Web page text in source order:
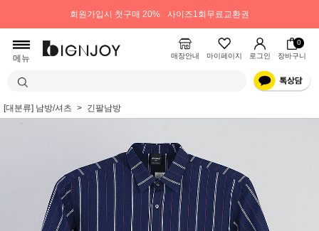
회원가입시 첫구매 20% 사이즈1회무료교환권
메뉴 매장안내 마이페이지 로그인
0
장바구니
[대분류] 남방/셔츠 긴팔남방